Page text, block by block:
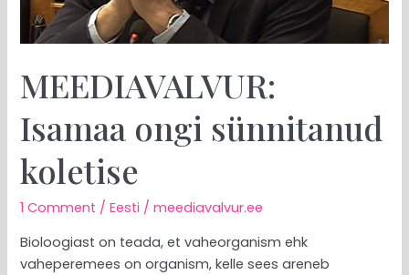
MEEDIAVALVUR:
Isamaa ongi sünnitanud
koletise
1 Comment /Eesti /meediavalvur.ee
Bioloogiast on teada, et vaheorganism ehk
vaheperemees on organism, kelle sees areneb